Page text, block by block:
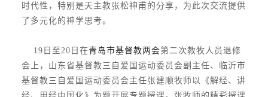
时代性，特别是天主教张松神甫的分享，为此次交流提供
了多元化的神学思考。
19日至20日在青岛市基督教两会第二次教牧人员退修
会上，山东省基督教三自爱国运动委员会副主任、临沂市
基督教三自爱国运动委员会主任张建顺牧师以《解经、讲